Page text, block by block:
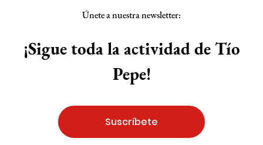
Únete a nuestra newsletter:
Suscríbete
¡Sigue toda la actividad de Tío
Pepe!